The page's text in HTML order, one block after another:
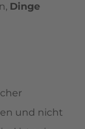
Dinge
und nicht